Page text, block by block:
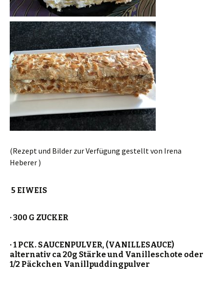
(Rezept und Bilder zur Verfügung gestellt von Irena
Heberer )
5 EIWEIS
· 300 G ZUCKER
· 1 PCK. SAUCENPULVER, (VANILLESAUCE)
alternativ ca 20g Stärke und Vanilleschote oder
1/2 Päckchen Vanillpuddingpulver